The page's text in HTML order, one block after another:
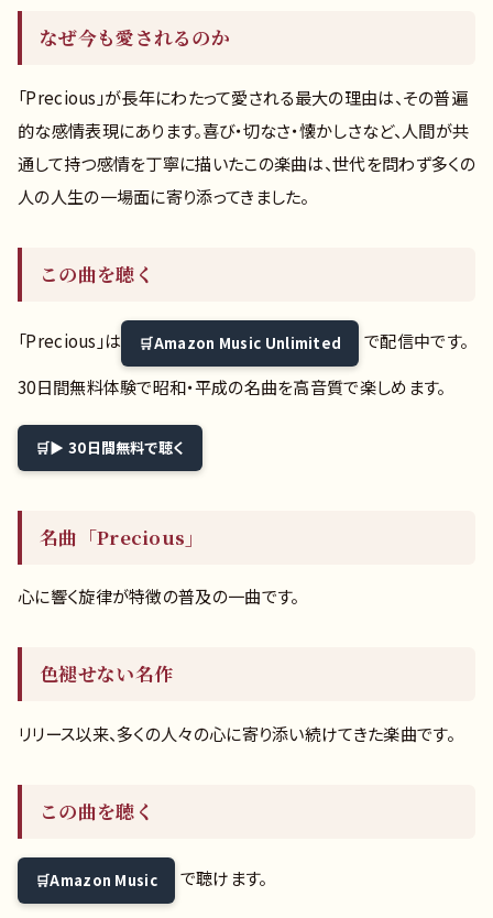
なぜ今も愛されるのか
「Precious」が長年にわたって愛される最大の理由は、その普遍
的な感情表現にあります。喜び・切なさ・懐かしさなど、人間が共
通して持つ感情を丁寧に描いたこの楽曲は、世代を問わず多くの
人の人生の一場面に寄り添ってきました。
この曲を聴く
「Precious」は Amazon Music Unlimited
で配信中です。
30日間無料体験で昭和・平成の名曲を高音質で楽しめます。
▶ 30日間無料で聴く
名曲「Precious」
心に響く旋律が特徴の普及の一曲です。
色褪せない名作
リリース以来、多くの人々の心に寄り添い続けてきた楽曲です。
この曲を聴く
Amazon Music で聴けます。